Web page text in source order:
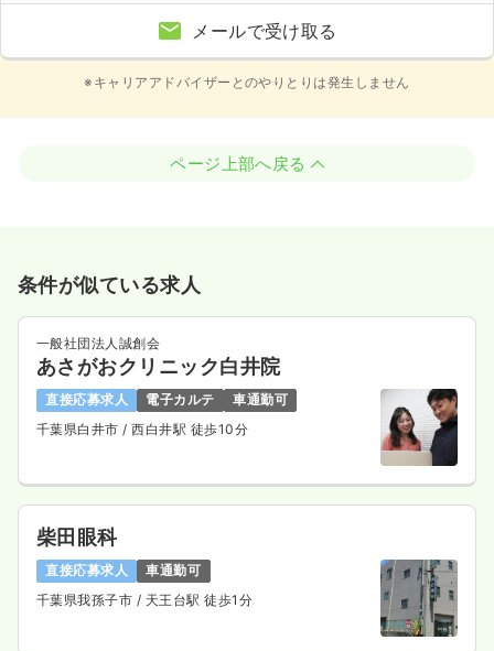
メールで受け取る
※キャリアアドバイザーとのやりとりは発生しません
ページ上部へ戻る
条件が似ている求人
一般社団法人誠創会
あさがおクリニック白井院
直接応募求人 電子カルテ
車通勤可
千葉県白井市 / 西白井駅 徒歩10分
柴田眼科
直接応募求人
車通勤可
千葉県我孫子市 / 天王台駅 徒歩1分